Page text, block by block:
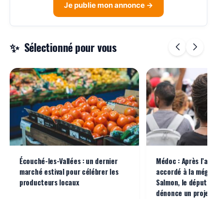
Je publie mon annonce →
Sélectionné pour vous
Écouché-les-Vallées : un dernier
marché estival pour célébrer les
producteurs locaux
Médoc : Après
accordé à la
Salmon, le député
dénonce un projet